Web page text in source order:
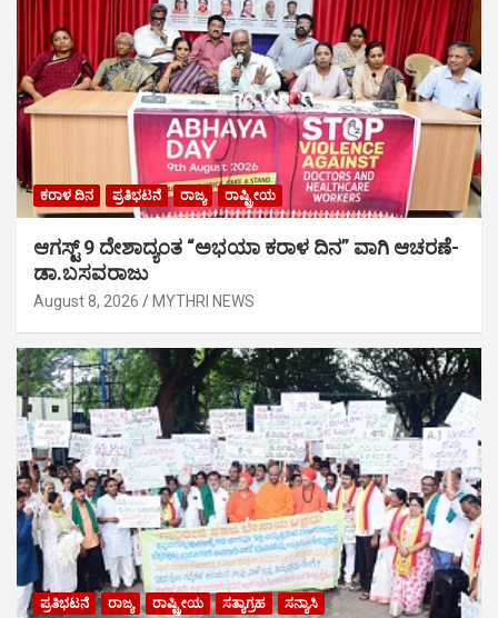
ಕರಾಳ ದಿನ ಪ್ರತಿಭಟನೆ ರಾಜ್ಯ ರಾಷ್ಟ್ರೀಯ
ಆಗಸ್ಟ್ 9 ದೇಶಾದ್ಯಂತ “ಅಭಯಾ ಕರಾಳ ದಿನ” ವಾಗಿ ಆಚರಣೆ-
ಡಾ.ಬಸವರಾಜು
August 8, 2026 MYTHRI NEWS
ಪ್ರತಿಭಟನೆ ರಾಜ್ಯ ರಾಷ್ಟ್ರೀಯ ಸತ್ಯಾಗ್ರಹ ಸನ್ಯಾಸಿ